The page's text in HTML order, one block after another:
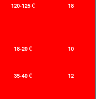
120-125 € 18
18-20 € 10
35-40 € 12